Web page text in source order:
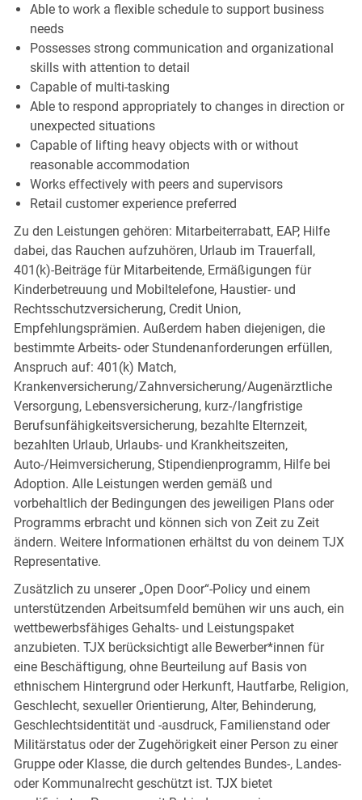
Able to work a flexible schedule to support business
needs
Possesses strong communication and organizational
skills with attention to detail
Capable of multi-tasking
Able to respond appropriately to changes in direction or
unexpected situations
Capable of lifting heavy objects with or without
reasonable accommodation
Works effectively with peers and supervisors
Retail customer experience preferred
Zu den Leistungen gehören: Mitarbeiterrabatt, EAP, Hilfe
dabei, das Rauchen aufzuhören, Urlaub im Trauerfall,
401(k)-Beiträge für Mitarbeitende, Ermäßigungen für
Kinderbetreuung und Mobiltelefone, Haustier- und
Rechtsschutzversicherung, Credit Union,
Empfehlungsprämien. Außerdem haben diejenigen, die
bestimmte Arbeits- oder Stundenanforderungen erfüllen,
Anspruch auf: 401(k) Match,
Krankenversicherung/Zahnversicherung/Augenärztliche
Versorgung, Lebensversicherung, kurz-/langfristige
Berufsunfähigkeitsversicherung, bezahlte Elternzeit,
bezahlten Urlaub, Urlaubs- und Krankheitszeiten,
Auto-/Heimversicherung, Stipendienprogramm, Hilfe bei
Adoption. Alle Leistungen werden gemäß und
vorbehaltlich der Bedingungen des jeweiligen Plans oder
Programms erbracht und können sich von Zeit zu Zeit
ändern. Weitere Informationen erhältst du von deinem TJX
Representative.
Zusätzlich zu unserer „Open Door“-Policy und einem
unterstützenden Arbeitsumfeld bemühen wir uns auch, ein
wettbewerbsfähiges Gehalts- und Leistungspaket
anzubieten. TJX berücksichtigt alle Bewerber*innen für
eine Beschäftigung, ohne Beurteilung auf Basis von
ethnischem Hintergrund oder Herkunft, Hautfarbe, Religion,
Geschlecht, sexueller Orientierung, Alter, Behinderung,
Geschlechtsidentität und -ausdruck, Familienstand oder
Militärstatus oder der Zugehörigkeit einer Person zu einer
Gruppe oder Klasse, die durch geltendes Bundes-, Landes-
oder Kommunalrecht geschützt ist. TJX bietet